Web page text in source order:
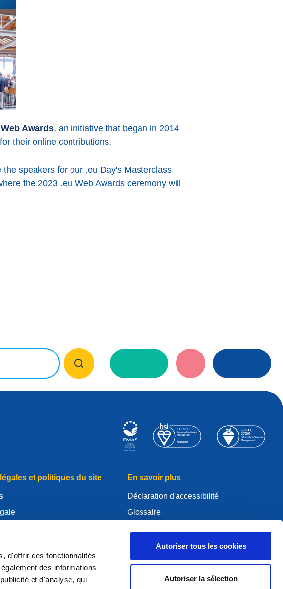
d'offrir des fonctionnalités
des informations
et d'analyse, qui
Autoriser tous les cookies
Autoriser la sélection
Awards, an initiative that began in 2014
their online contributions.
speakers for our .eu Day's Masterclass
the 2023 .eu Web Awards ceremony will
et politiques du site
aux cookies
En savoir plus
Déclaration d'accessibilité
Glossaire
Mon compte .eu